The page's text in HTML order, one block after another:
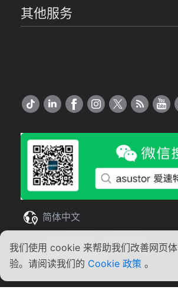
我们使用 cookie 来帮助我们改善网页体
验。请阅读我们的 Cookie 政策 。
其他服务
简体中文
Copyright ©2026 ASUSTOR Inc.
使用条款 | 隐私声明